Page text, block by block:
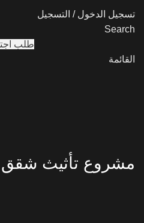
تسجيل الدخول / التسجيل
Search
طلب
القائمة
مشروع تأثيث شقق